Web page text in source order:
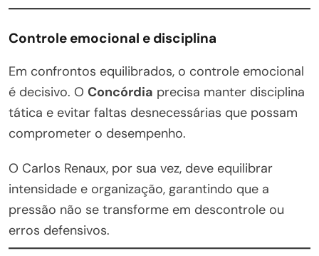
Controle emocional e disciplina
Em confrontos equilibrados, o controle emocional
é decisivo. O Concórdia precisa manter disciplina
tática e evitar faltas desnecessárias que possam
comprometer o desempenho.
O Carlos Renaux, por sua vez, deve equilibrar
intensidade e organização, garantindo que a
pressão não se transforme em descontrole ou
erros defensivos.